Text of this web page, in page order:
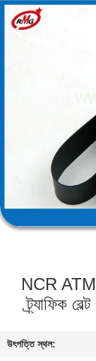
আমাদের
কারখানা
গুণমান
Mei
Guang
Science
And
NCR ATM
ট্র্যাফিক
উৎপত্তি স্থল: